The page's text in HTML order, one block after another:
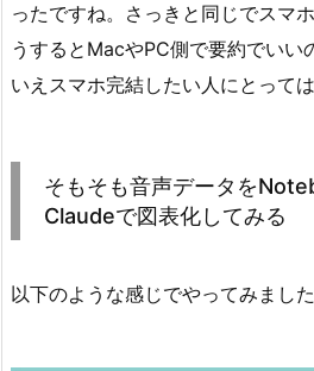
ったですね。さっきと同じでスマ
うするとMacやPC側で要約でいい
いえスマホ完結したい人にとっては
そもそも音声データを
Claudeで図表化してみる
以下のような感じでやってみました